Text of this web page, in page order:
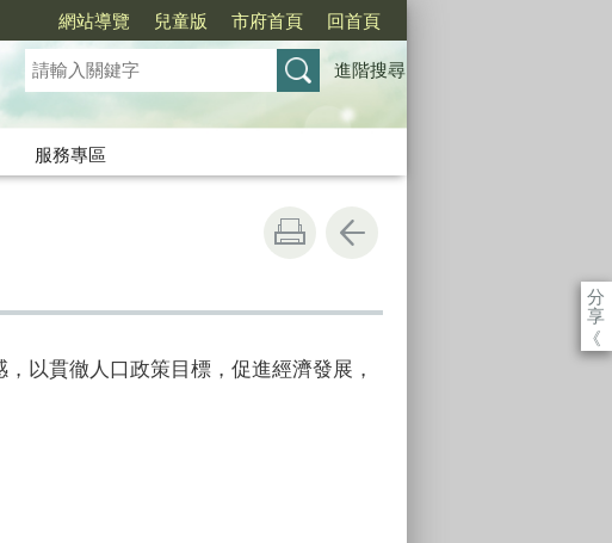
網站導覽 兒童版 市府首頁 回首頁
進階搜尋
服務專區
分
享
《
以貫徹人口政策目標，促進經濟發展，